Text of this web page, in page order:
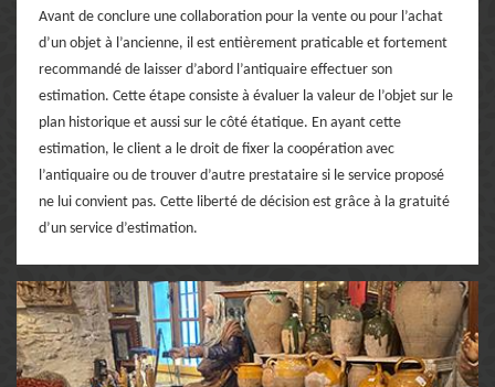
Avant de conclure une collaboration pour la vente ou pour l’achat
d’un objet à l’ancienne, il est entièrement praticable et fortement
recommandé de laisser d’abord l’antiquaire effectuer son
estimation. Cette étape consiste à évaluer la valeur de l’objet sur le
plan historique et aussi sur le côté étatique. En ayant cette
estimation, le client a le droit de fixer la coopération avec
l’antiquaire ou de trouver d’autre prestataire si le service proposé
ne lui convient pas. Cette liberté de décision est grâce à la gratuité
d’un service d’estimation.